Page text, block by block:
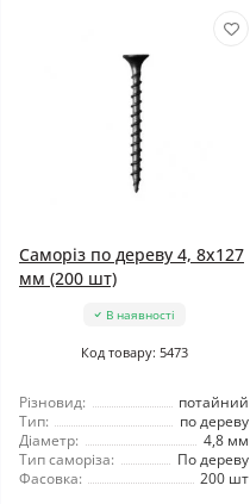
Саморіз по дереву 4, 8x127
мм (200 шт)
В наявності
Код товару: 5473
Різновид:
потайний
Тип:
по дереву
Діаметр:
4,8 мм
Тип саморіза:
По дереву
Фасовка:
200 шт